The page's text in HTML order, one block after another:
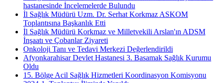
hastanesinde İncelemelerde Bulundu
İl Sağlık Müdürü Uzm. Dr. Serhat Korkmaz ASKOM
Toplantısına Başkanlık Etti
İl Sağlık Müdürü Korkmaz ve Milletvekili Arslan'ın ADSM
İnşaatı ve Çobanlar Ziyareti
Onkoloji Tanı ve Tedavi Merkezi Değerlendirildi
Afyonkarahisar Devlet Hastanesi 3. Basamak Sağlık Kurumu
Oldu
15. Bölge Acil Sağlık Hizmetleri Koordinasyon Komisyonu